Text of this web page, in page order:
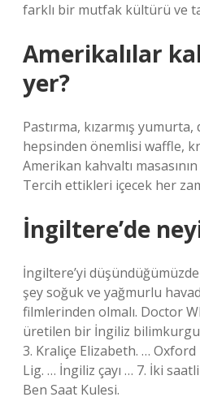
farklı bir mutfak kültürü ve
Amerikalılar
yer?
Pastırma, kızarmış
hepsinden önemlisi waffle,
Amerikan kahvaltı
Tercih ettikleri içecek her
İngiltere’de
İngiltere’yi
şey soğuk ve yağmurlu
filmlerinden olmalı. Doctor
üretilen bir İngiliz
3. Kraliçe Elizabeth. …
Lig. … İngiliz çayı … 7. İki
Ben Saat Kulesi.